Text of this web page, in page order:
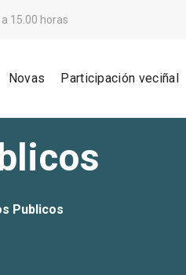
15.00 horas
Novas Participación veciñal
Publicos